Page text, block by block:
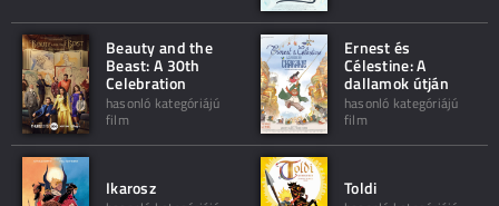
Beauty and the
Beast: A 30th
Celebration
hasonló kategóriájú
film
Ernest és
Célestine: A
dallamok útján
hasonló kategóriájú
film
Ikarosz Toldi